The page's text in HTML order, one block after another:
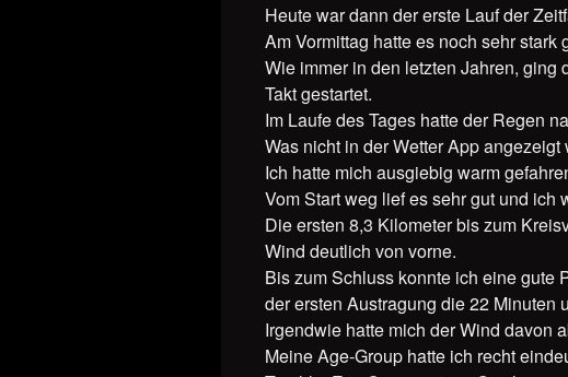
Heute war dann der erste Lauf der
Am Vormittag hatte es noch sehr
Wie immer in den letzten Jahren, ging
Takt gestartet.
Im Laufe des Tages hatte der Regen
Was nicht in der Wetter App
Ich hatte mich ausgiebig warm
Vom Start weg lief es sehr gut und
Die ersten 8,3 Kilometer bis zum
Wind deutlich von vorne.
Bis zum Schluss konnte ich eine gute
der ersten Austragung die 22 Minuten
Irgendwie hatte mich der Wind davon
Meine Age-Group hatte ich recht